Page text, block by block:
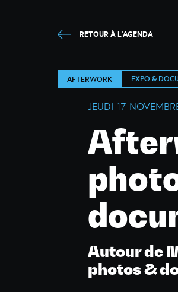
RETOUR À L'AGENDA
AFTERWORK EXPO &
JEUDI 17
Autour de
photos &